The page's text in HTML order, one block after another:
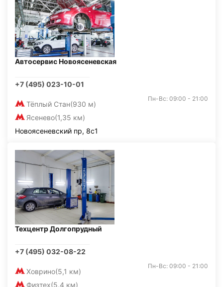
Автосервис Новоясеневская
+7 (495) 023-10-01
Тёплый Стан(930 м)
Ясенево(1,35 км)
Пн-Вс: 09:00 - 21:00
Новоясеневский пр, 8с1
Техцентр Долгопрудный
+7 (495) 032-08-22
Ховрино(5,1 км)
Физтех(5,4 км)
Пн-Вс: 09:00 - 21:00